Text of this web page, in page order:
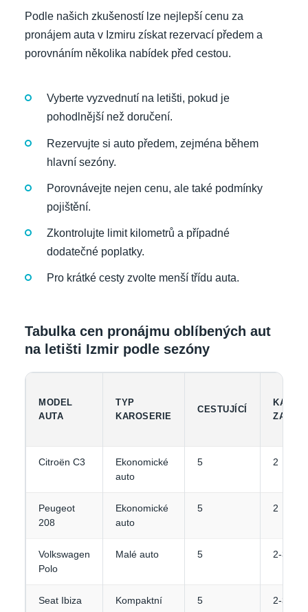
Podle našich zkušeností lze nejlepší cenu za
pronájem auta v Izmiru získat rezervací předem a
porovnáním několika nabídek před cestou.
Vyberte vyzvednutí na letišti, pokud je
pohodlnější než doručení.
Rezervujte si auto předem, zejména během
hlavní sezóny.
Porovnávejte nejen cenu, ale také podmínky
pojištění.
Zkontrolujte limit kilometrů a případné
dodatečné poplatky.
Pro krátké cesty zvolte menší třídu auta.
Tabulka cen pronájmu oblíbených aut
na letišti Izmir podle sezóny
MODEL
AUTA
TYP
KAROSERIE
CESTUJÍCÍ
Citroën C3
Ekonomické
auto
5 2
Peugeot
208
Ekonomické
auto
5 2
Volkswagen
Polo
Malé auto 5 2-3
Seat Ibiza
Kompaktní
5 2-3